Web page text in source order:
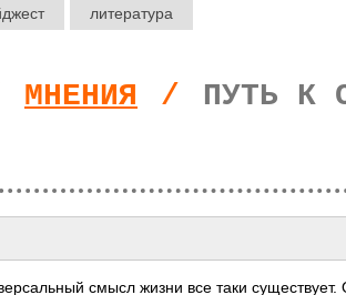
литература
МНЕНИЯ / ПУТЬ К
смысл жизни все таки